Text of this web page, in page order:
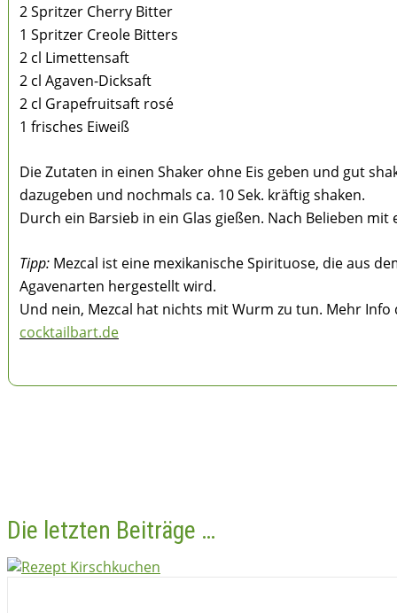
2 Spritzer Cherry Bitter
1 Spritzer Creole Bitters
2 cl Limettensaft
2 cl Agaven-Dicksaft
2 cl Grapefruitsaft rosé
1 frisches Eiweiß
Die Zutaten in einen Shaker ohne Eis geben und gut
dazugeben und nochmals ca. 10 Sek. kräftig shaken.
Durch ein Barsieb in ein Glas gießen. Nach Belieben
Tipp: Mezcal ist eine mexikanische Spirituose, die aus
Agavenarten hergestellt wird.
Und nein, Mezcal hat nichts mit Wurm zu tun. Mehr
cocktailbart.de
Die letzten Beiträge …